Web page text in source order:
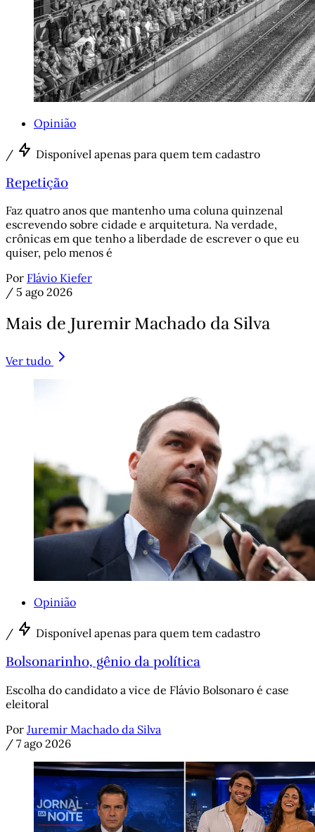
Opinião
/ Disponível apenas para quem tem cadastro
Repetição
Faz quatro anos que mantenho uma coluna quinzenal
escrevendo sobre cidade e arquitetura. Na verdade,
crônicas em que tenho a liberdade de escrever o que eu
quiser, pelo menos é
Por Flávio Kiefer
/ 5 ago 2026
Mais de Juremir Machado da Silva
Ver tudo
Opinião
/ Disponível apenas para quem tem cadastro
Bolsonarinho, gênio da política
Escolha do candidato a vice de Flávio Bolsonaro é case
eleitoral
Por Juremir Machado da Silva
/ 7 ago 2026